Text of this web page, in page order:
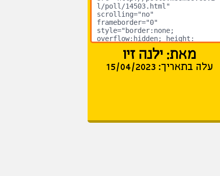
מאת: ילנה זיו
עלה בתאריך: 15/04/2023